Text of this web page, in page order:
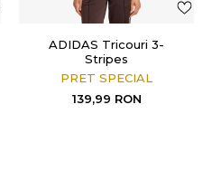
ADIDAS Tricouri 3-
Stripes
PRET SPECIAL
139,99 RON